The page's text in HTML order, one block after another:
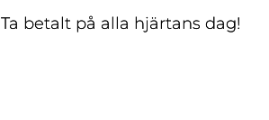
Ta betalt på alla hjärtans dag!